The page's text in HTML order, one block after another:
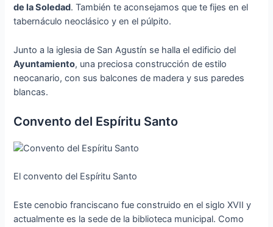
de la Soledad. También te aconsejamos que te fijes en el
tabernáculo neoclásico y en el púlpito.
Junto a la iglesia de San Agustín se halla el edificio del
Ayuntamiento, una preciosa construcción de estilo
neocanario, con sus balcones de madera y sus paredes
blancas.
Convento del Espíritu Santo
El convento del Espíritu Santo
Este cenobio franciscano fue construido en el siglo XVII y
actualmente es la sede de la biblioteca municipal. Como